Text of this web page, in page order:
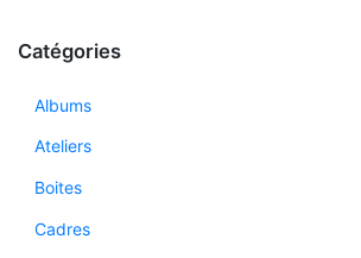
Catégories
Albums
Ateliers
Boites
Cadres